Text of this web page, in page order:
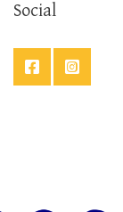
Social